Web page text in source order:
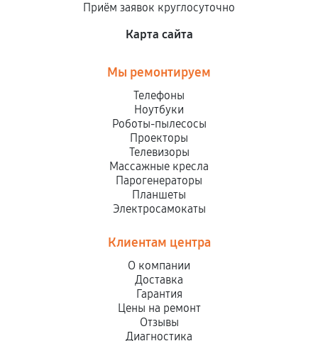
Приём заявок круглосуточно
Карта сайта
Мы ремонтируем
Телефоны
Ноутбуки
Роботы-пылесосы
Проекторы
Телевизоры
Массажные кресла
Парогенераторы
Планшеты
Электросамокаты
Клиентам центра
О компании
Доставка
Гарантия
Цены на ремонт
Отзывы
Диагностика